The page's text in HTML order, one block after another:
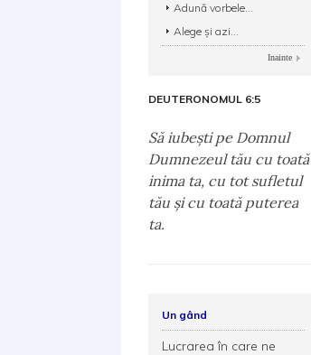
Adună vorbele...
Alege și azi...
Inainte
DEUTERONOMUL 6:5
Să iubeşti pe Domnul
Dumnezeul tău cu toată
inima ta, cu tot sufletul
tău şi cu toată puterea
ta.
Un gând
Lucrarea în care ne